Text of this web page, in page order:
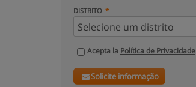
DISTRITO
Acepta la Política de Privacidade
Solicite informação